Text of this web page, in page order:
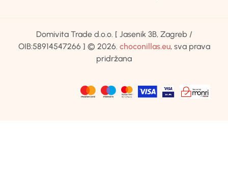
Domivita Trade d.o.o. [ Jasenik 3B, Zagreb /
OIB:58914547266 ] © 2026. choconillas.eu, sva prava
pridržana